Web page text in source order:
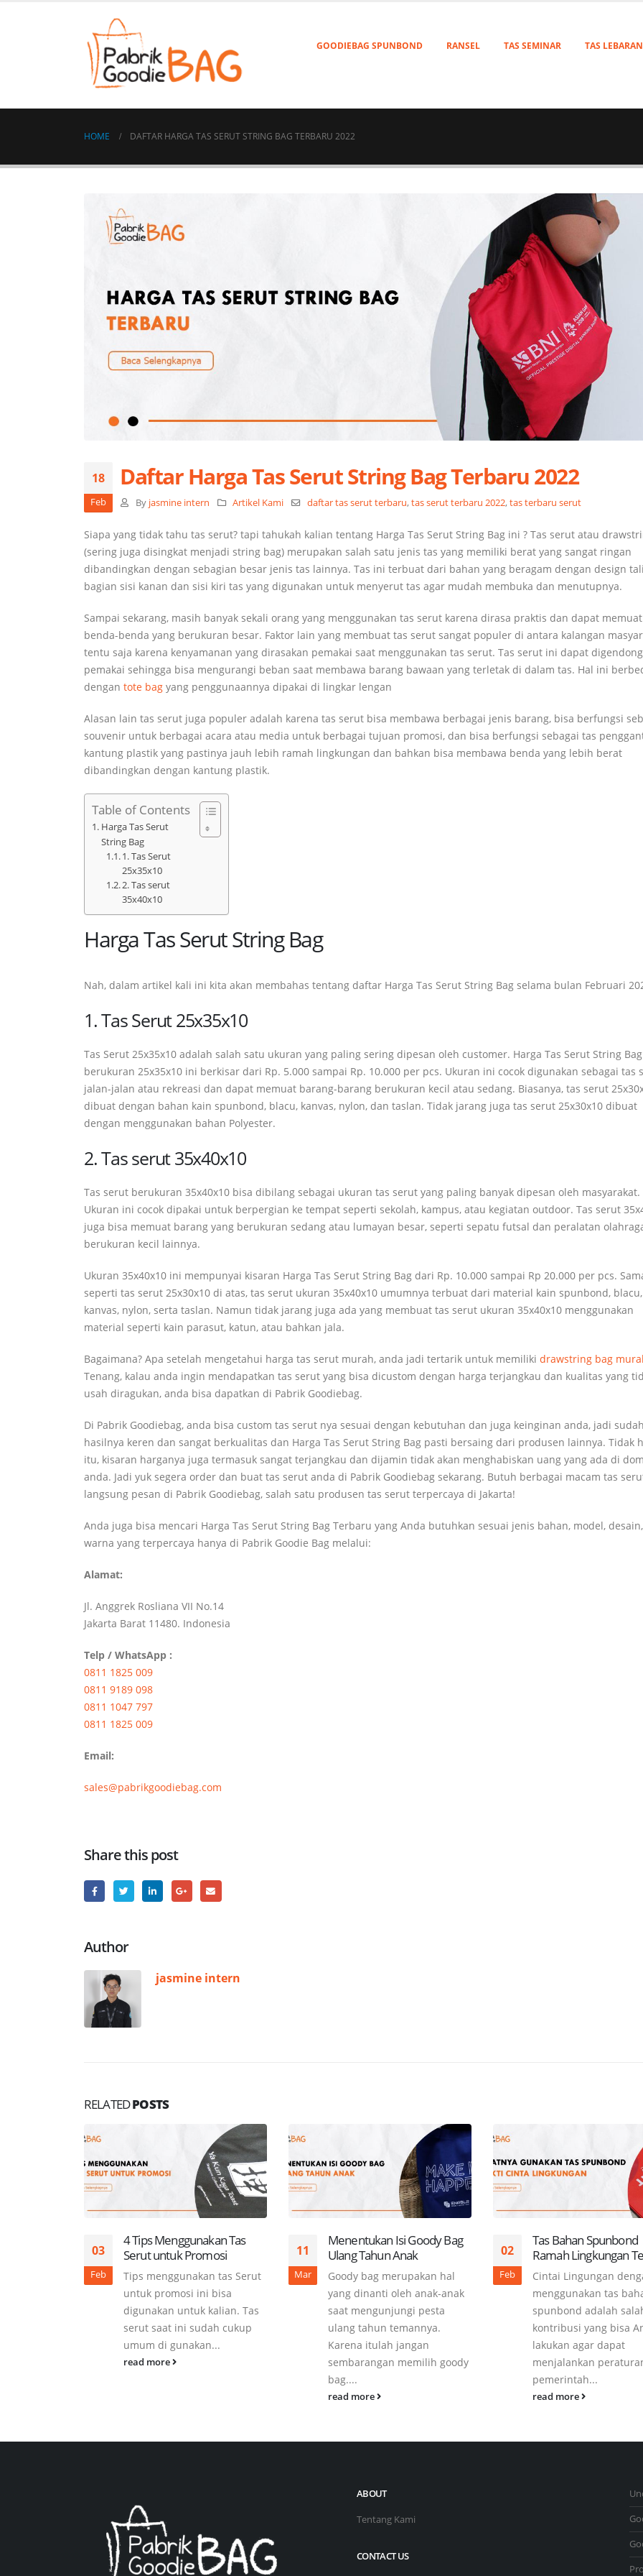
GOODIEBAG SPUNBOND RANSEL TAS SEMINAR TAS LEBARAN
HOME DAFTAR HARGA TAS SERUT STRING BAG TERBARU 2022
18
Feb
Daftar Harga Tas Serut String Bag Terbaru 2022
By jasmine intern Artikel Kami daftar tas serut terbaru,tas serut terbaru 2022,tas terbaru serut
Siapa yang tidak tahu tas serut? tapi tahukah kalian tentang Harga Tas Serut String Bag ini ? Tas serut atau
(sering juga disingkat menjadi string bag) merupakan salah satu jenis tas yang memiliki berat yang sangat ringan
dibandingkan dengan sebagian besar jenis tas lainnya. Tas ini terbuat dari bahan yang beragam dengan design
bagian sisi kanan dan sisi kiri tas yang digunakan untuk menyerut tas agar mudah membuka dan menutupnya.
Sampai sekarang, masih banyak sekali orang yang menggunakan tas serut karena dirasa praktis dan dapat memuat
benda-benda yang berukuran besar. Faktor lain yang membuat tas serut sangat populer di antara kalangan
tentu saja karena kenyamanan yang dirasakan pemakai saat menggunakan tas serut. Tas serut ini dapat
pemakai sehingga bisa mengurangi beban saat membawa barang bawaan yang terletak di dalam tas. Hal ini
dengan tote bag yang penggunaannya dipakai di lingkar lengan
Alasan lain tas serut juga populer adalah karena tas serut bisa membawa berbagai jenis barang, bisa berfungsi
souvenir untuk berbagai acara atau media untuk berbagai tujuan promosi, dan bisa berfungsi sebagai tas
kantung plastik yang pastinya jauh lebih ramah lingkungan dan bahkan bisa membawa benda yang lebih berat
dibandingkan dengan kantung plastik.
Table of Contents
Harga Tas Serut
String Bag
1. Tas Serut
25x35x10
2. Tas serut
35x40x10
Harga Tas Serut String Bag
Nah, dalam artikel kali ini kita akan membahas tentang daftar Harga Tas Serut String Bag selama bulan Februari
1. Tas Serut 25x35x10
Tas Serut 25x35x10 adalah salah satu ukuran yang paling sering dipesan oleh customer. Harga Tas Serut String Bag
berukuran 25x35x10 ini berkisar dari Rp. 5.000 sampai Rp. 10.000 per pcs. Ukuran ini cocok digunakan sebagai tas
jalan-jalan atau rekreasi dan dapat memuat barang-barang berukuran kecil atau sedang. Biasanya, tas serut
dibuat dengan bahan kain spunbond, blacu, kanvas, nylon, dan taslan. Tidak jarang juga tas serut 25x30x10 dibuat
dengan menggunakan bahan Polyester.
2. Tas serut 35x40x10
Tas serut berukuran 35x40x10 bisa dibilang sebagai ukuran tas serut yang paling banyak dipesan oleh masyarakat.
Ukuran ini cocok dipakai untuk berpergian ke tempat seperti sekolah, kampus, atau kegiatan outdoor. Tas serut
juga bisa memuat barang yang berukuran sedang atau lumayan besar, seperti sepatu futsal dan peralatan
berukuran kecil lainnya.
Ukuran 35x40x10 ini mempunyai kisaran Harga Tas Serut String Bag dari Rp. 10.000 sampai Rp 20.000 per pcs.
seperti tas serut 25x30x10 di atas, tas serut ukuran 35x40x10 umumnya terbuat dari material kain spunbond, blacu,
kanvas, nylon, serta taslan. Namun tidak jarang juga ada yang membuat tas serut ukuran 35x40x10 menggunakan
material seperti kain parasut, katun, atau bahkan jala.
Bagaimana? Apa setelah mengetahui harga tas serut murah, anda jadi tertarik untuk memiliki drawstring bag
Tenang, kalau anda ingin mendapatkan tas serut yang bisa dicustom dengan harga terjangkau dan kualitas yang
usah diragukan, anda bisa dapatkan di Pabrik Goodiebag.
Di Pabrik Goodiebag, anda bisa custom tas serut nya sesuai dengan kebutuhan dan juga keinginan anda, jadi
hasilnya keren dan sangat berkualitas dan Harga Tas Serut String Bag pasti bersaing dari produsen lainnya. Tidak
itu, kisaran harganya juga termasuk sangat terjangkau dan dijamin tidak akan menghabiskan uang yang ada di
anda. Jadi yuk segera order dan buat tas serut anda di Pabrik Goodiebag sekarang. Butuh berbagai macam tas
langsung pesan di Pabrik Goodiebag, salah satu produsen tas serut terpercaya di Jakarta!
Anda juga bisa mencari Harga Tas Serut String Bag Terbaru yang Anda butuhkan sesuai jenis bahan, model,
warna yang terpercaya hanya di Pabrik Goodie Bag melalui:
Alamat:
Jl. Anggrek Rosliana VII No.14
Jakarta Barat 11480. Indonesia
Telp / WhatsApp :
0811 1825 009
0811 9189 098
0811 1047 797
0811 1825 009
Email:
sales@pabrikgoodiebag.com
Share this post
Author
jasmine intern
RELATEDPOSTS
03
Feb
4 Tips Menggunakan Tas
Serut untuk Promosi
Tips menggunakan tas Serut
untuk promosi ini bisa
digunakan untuk kalian. Tas
serut saat ini sudah cukup
umum di gunakan...
read more
11
Mar
Menentukan Isi Goody Bag
Ulang Tahun Anak
Goody bag merupakan hal
yang dinanti oleh anak-anak
saat mengunjungi pesta
ulang tahun temannya.
Karena itulah jangan
sembarangan memilih goody
bag....
read more
02
Feb
Tas Bahan Spunbond
Ramah Lingkungan
Cintai Lingungan
menggunakan tas
spunbond adalah
kontribusi yang bisa
lakukan agar dapat
menjalankan
pemerintah...
read more
ABOUT
Tentang Kami
CONTACT US